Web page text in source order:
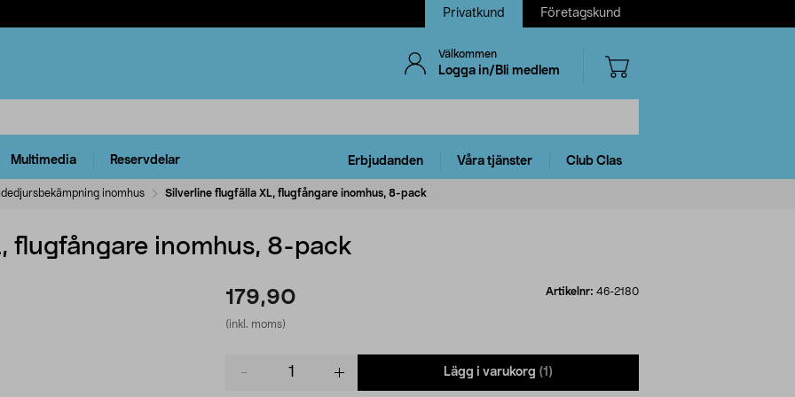
Privatkund Företagskund
Välkommen
Logga in/Bli medlem
Multimedia Reservdelar Erbjudanden Våra tjänster Club Clas
inomhus Silverline flugfälla XL, flugfångare inomhus, 8-pack
flugfångare inomhus, 8-pack
179,90
(inkl. moms)
Artikelnr: 46-2180
Lägg i varukorg (1)